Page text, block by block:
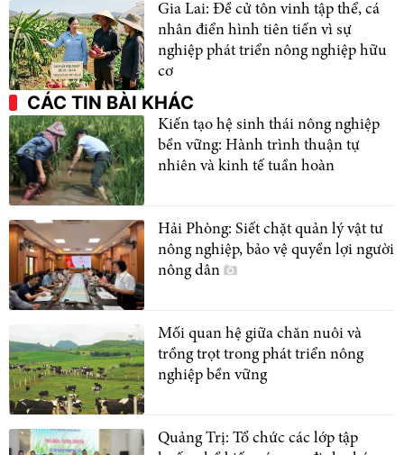
Gia Lai: Đề cử tôn vinh tập thể, cá
nhân điển hình tiên tiến vì sự
nghiệp phát triển nông nghiệp hữu
cơ
CÁC TIN BÀI KHÁC
Kiến tạo hệ sinh thái nông nghiệp
bền vững: Hành trình thuận tự
nhiên và kinh tế tuần hoàn
Hải Phòng: Siết chặt quản lý vật tư
nông nghiệp, bảo vệ quyền lợi người
nông dân
Mối quan hệ giữa chăn nuôi và
trồng trọt trong phát triển nông
nghiệp bền vững
Quảng Trị: Tổ chức các lớp tập